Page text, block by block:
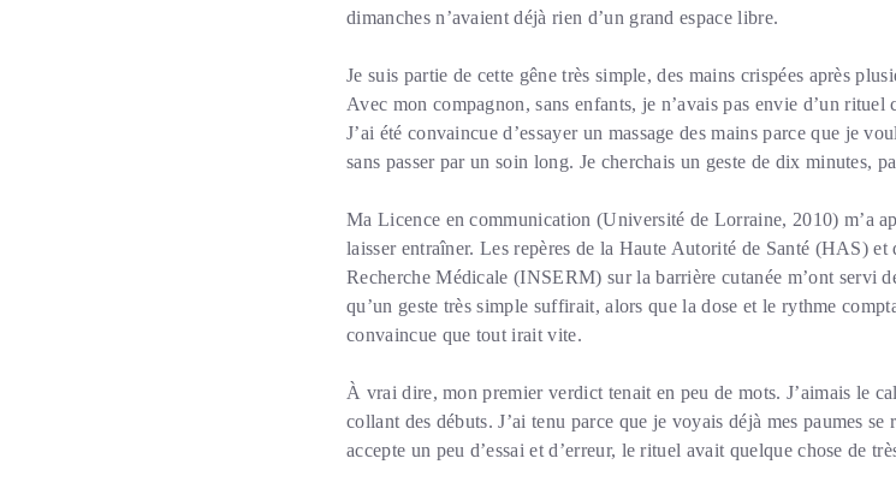
dimanches n’avaient déjà rien d’un grand espace libre.
Je suis partie de cette gêne très simple, des mains crispées après
Avec mon compagnon, sans enfants, je n’avais pas envie d’un
J’ai été convaincue d’essayer un massage des mains parce que je
sans passer par un soin long. Je cherchais un geste de dix minutes,
Ma Licence en communication (Université de Lorraine, 2010) m’a
laisser entraîner. Les repères de la Haute Autorité de Santé (HAS)
Recherche Médicale (INSERM) sur la barrière cutanée m’ont servi
qu’un geste très simple suffirait, alors que la dose et le rythme
convaincue que tout irait vite.
À vrai dire, mon premier verdict tenait en peu de mots. J’aimais le
collant des débuts. J’ai tenu parce que je voyais déjà mes paumes
accepte un peu d’essai et d’erreur, le rituel avait quelque chose de